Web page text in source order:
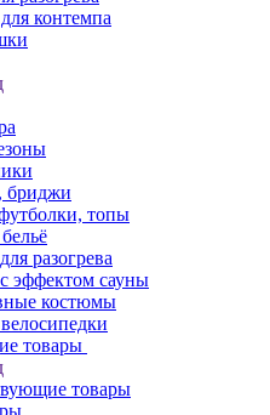
контемпа
бриджи
топы
разогрева
эффектом сауны
костюмы
товары
товары